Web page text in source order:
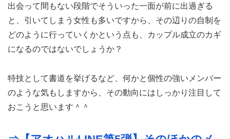
出会って間もない段階でそういった一面が前に出過ぎる
と、引いてしまう女性も多いですから、その辺りの自制を
どのように行っていくかという点も、カップル成立のカギ
になるのではないでしょうか？
特技として書道を挙げるなど、何かと個性の強いメンバー
のような気もしますから、その動向にはしっかり注目して
おこうと思います＾＾